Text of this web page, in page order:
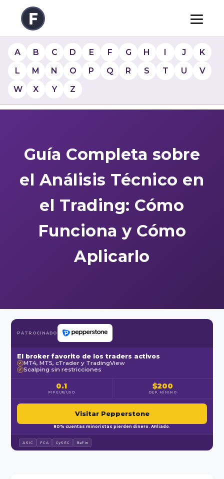
A B C D E F G H I J
K
L
M N O P Q R S T U
V
W
X Y Z
Guía Completa sobre
el Análisis Técnico en
el Trading: Cómo
Funciona y Cómo
Aplicarlo
PATROCINADO
El broker favorito de los traders activos
✓ MT4, MT5, cTrader y TradingView
✓ Scalping sin restricciones
0.1
PIP EUR/USD
$200
DEP. MÍNIMO
Visitar Pepperstone
80% cuentas minoristas pierden dinero. Afiliado.
ASIC FCA CySEC BaFin